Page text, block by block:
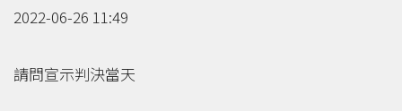
2022-06-26 11:49
請問宣示判決當天